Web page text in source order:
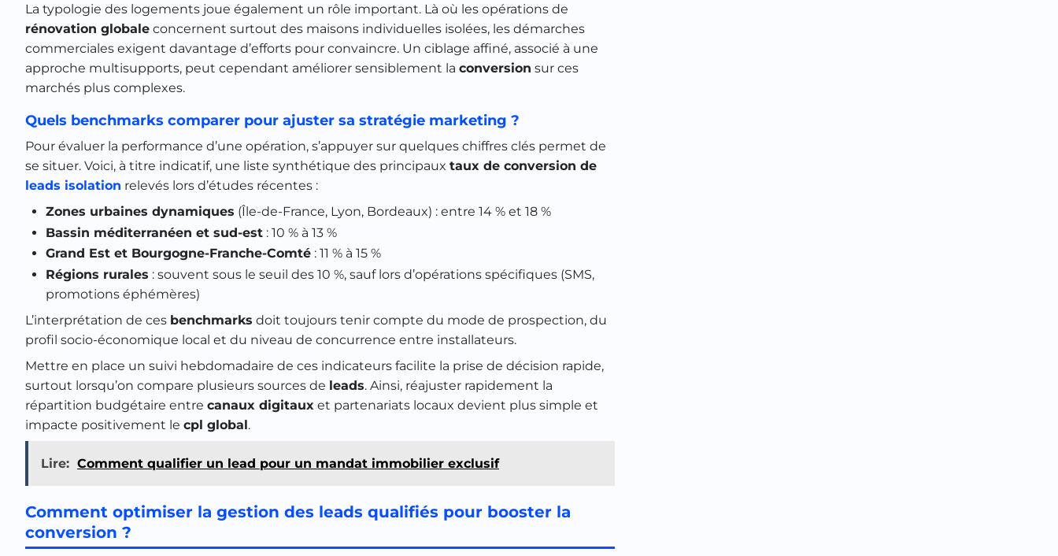
La typologie des logements joue également un rôle important. Là où les opérations de
rénovation globale concernent surtout des maisons individuelles isolées, les démarches
commerciales exigent davantage d’efforts pour convaincre. Un ciblage affiné, associé à une
approche multisupports, peut cependant améliorer sensiblement la conversion sur ces
marchés plus complexes.
Quels benchmarks comparer pour ajuster sa stratégie marketing ?
Pour évaluer la performance d’une opération, s’appuyer sur quelques chiffres clés permet de
se situer. Voici, à titre indicatif, une liste synthétique des principaux taux de conversion de
leads isolation relevés lors d’études récentes :
Zones urbaines dynamiques (Île-de-France, Lyon, Bordeaux) : entre 14 % et 18 %
Bassin méditerranéen et sud-est: 10 % à 13 %
Grand Est et Bourgogne-Franche-Comté: 11 % à 15 %
Régions rurales : souvent sous le seuil des 10 %, sauf lors d’opérations spécifiques (SMS,
promotions éphémères)
L’interprétation de ces benchmarks doit toujours tenir compte du mode de prospection, du
profil socio-économique local et du niveau de concurrence entre installateurs.
Mettre en place un suivi hebdomadaire de ces indicateurs facilite la prise de décision rapide,
surtout lorsqu’on compare plusieurs sources de leads. Ainsi, réajuster rapidement la
répartition budgétaire entre canaux digitaux et partenariats locaux devient plus simple et
impacte positivement le cpl global.
Lire: Comment qualifier un lead pour un mandat immobilier exclusif
Comment optimiser la gestion des leads qualifiés pour booster la
conversion ?